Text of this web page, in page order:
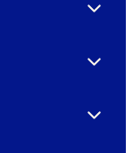
Expand
Expand
Expand